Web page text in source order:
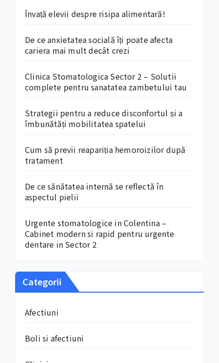
Învață elevii despre risipa alimentară!
De ce anxietatea socială îți poate afecta
cariera mai mult decât crezi
Clinica Stomatologica Sector 2 – Solutii
complete pentru sanatatea zambetului tau
Strategii pentru a reduce disconfortul și a
îmbunătăți mobilitatea spatelui
Cum să previi reapariția hemoroizilor după
tratament
De ce sănătatea internă se reflectă în
aspectul pielii
Urgente stomatologice in Colentina –
Cabinet modern si rapid pentru urgente
dentare in Sector 2
Categorii
Afectiuni
Boli si afectiuni